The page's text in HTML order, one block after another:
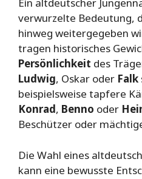
verwurzelte Bedeutung,
hinweg weitergegeben
tragen historisches
Persönlichkeit des
Ludwig, Oskar oder Falk
beispielsweise tapfere
Konrad, Benno oder
Beschützer oder
Die Wahl eines
kann eine bewusste